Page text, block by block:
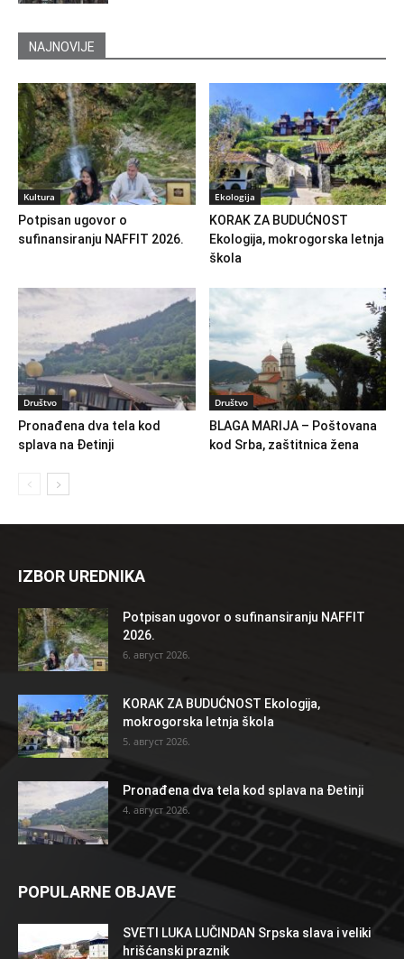
NAJNOVIJE
Kultura
Potpisan ugovor o
sufinansiranju NAFFIT 2026.
Ekologija
KORAK ZA BUDUĆNOST
Ekologija, mokrogorska letnja
škola
Društvo
Pronađena dva tela kod
splava na Đetinji
Društvo
BLAGA MARIJA – Poštovana
kod Srba, zaštitnica žena
IZBOR UREDNIKA
Potpisan ugovor o sufinansiranju NAFFIT
2026.
6. август 2026.
KORAK ZA BUDUĆNOST Ekologija,
mokrogorska letnja škola
5. август 2026.
Pronađena dva tela kod splava na Đetinji
4. август 2026.
POPULARNE OBJAVE
SVETI LUKA LUČINDAN Srpska slava i veliki
hrišćanski praznik